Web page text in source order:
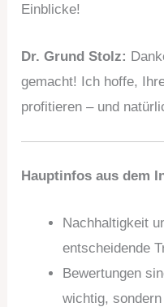
Einblicke!
Dr. Grund Stolz:
gemacht! Ich hoffe,
profitieren – und
Hauptinfos aus dem
Nachhaltigkeit
entscheidende
Bewertungen
wichtig,